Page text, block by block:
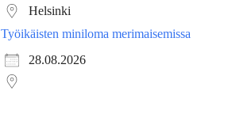
Helsinki
Työikäisten miniloma merimaisemissa
28.08.2026